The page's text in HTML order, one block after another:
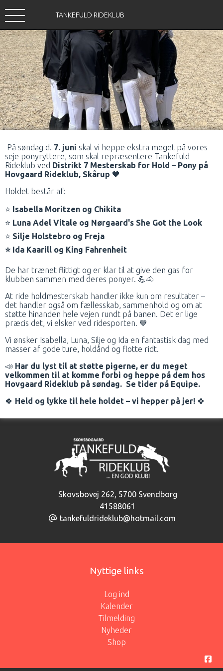
TANKEFULD RIDEKLUB
På søndag d. 7. juni skal vi heppe ekstra meget på vores
seje ponyryttere, som skal repræsentere Tankefuld
Rideklub ved Distrikt 7 Mesterskab for Hold – Pony på
Hovgaard Rideklub, Skårup 💙
Holdet består af:
⭐ Isabella Moritzen og Chikita
⭐ Luna Adel Vitale og Nørgaard's She Got the Look
⭐ Silje Holstebro og Freja
⭐ Ida Kaarill og King Fahrenheit
De har trænet flittigt og er klar til at give den gas for
klubben sammen med deres ponyer. 💪🐴
At ride holdmesterskab handler ikke kun om resultater –
det handler også om fællesskab, sammenhold og om at
støtte hinanden hele vejen rundt på banen. Det er lige
præcis det, vi elsker ved ridesporten. 💙
Vi ønsker Isabella, Luna, Silje og Ida en fantastisk dag med
masser af gode ture, holdånd og flotte ridt.
📣 Har du lyst til at støtte pigerne, er du meget
velkommen til at komme forbi og heppe på dem hos
Hovgaard Rideklub på søndag. Se tider på Equipe.
🍀 Held og lykke til hele holdet – vi hepper på jer! 🍀
Skovsbovej 262, 5700 Svendborg
41588061
tankefuldrideklub@hotmail.com
Nyttige links
Log ind
Kalender
Tilmelding
Nyheder
Shop